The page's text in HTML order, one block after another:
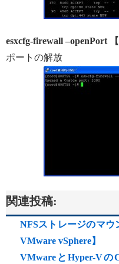
esxcfg-firewall –openPort
ポートの解放
関連投稿:
NFSストレージのマウ
VMware vSphere】
VMwareとHyper-Vの